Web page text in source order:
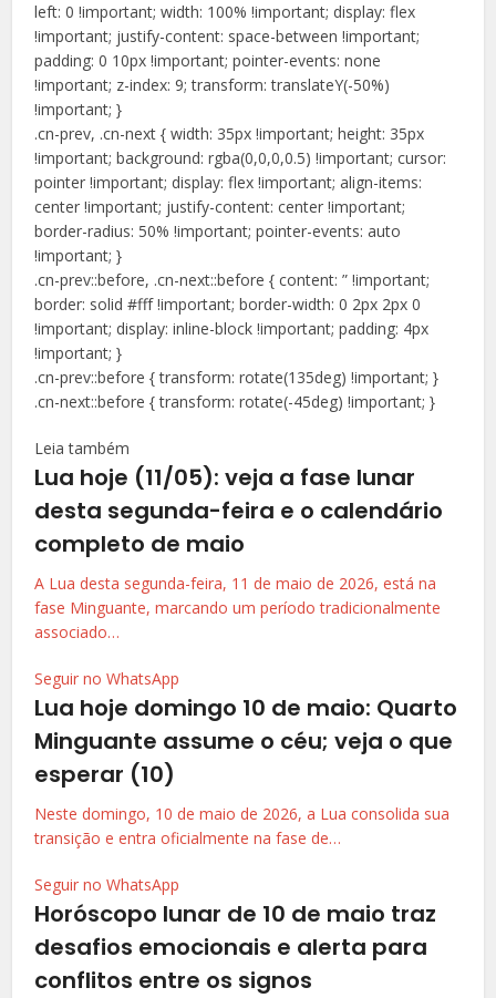
left: 0 !important; width: 100% !important; display: flex
!important; justify-content: space-between !important;
padding: 0 10px !important; pointer-events: none
!important; z-index: 9; transform: translateY(-50%)
!important; }
.cn-prev, .cn-next { width: 35px !important; height: 35px
!important; background: rgba(0,0,0,0.5) !important; cursor:
pointer !important; display: flex !important; align-items:
center !important; justify-content: center !important;
border-radius: 50% !important; pointer-events: auto
!important; }
.cn-prev::before, .cn-next::before { content: ” !important;
border: solid #fff !important; border-width: 0 2px 2px 0
!important; display: inline-block !important; padding: 4px
!important; }
.cn-prev::before { transform: rotate(135deg) !important; }
.cn-next::before { transform: rotate(-45deg) !important; }
Leia também
Lua hoje (11/05): veja a fase lunar
desta segunda-feira e o calendário
completo de maio
A Lua desta segunda-feira, 11 de maio de 2026, está na
fase Minguante, marcando um período tradicionalmente
associado…
Seguir no WhatsApp
Lua hoje domingo 10 de maio: Quarto
Minguante assume o céu; veja o que
esperar (10)
Neste domingo, 10 de maio de 2026, a Lua consolida sua
transição e entra oficialmente na fase de…
Seguir no WhatsApp
Horóscopo lunar de 10 de maio traz
desafios emocionais e alerta para
conflitos entre os signos